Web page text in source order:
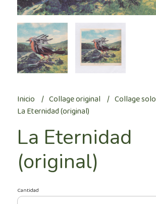
Inicio Collage original
Collage solo
La Eternidad (original)
La Eternidad
(original)
Cantidad